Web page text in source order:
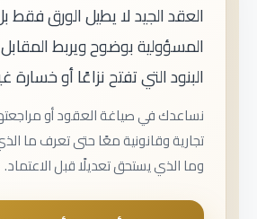
العقد الجيد لا يطيل الورق فقط
المسؤولية بوضوح ويربط المقابل
البنود التي تفتح نزاعًا أو
نساعدك في صياغة العقود أو
تجارية وقانونية معًا حتى تعرف ما
وما الذي يستحق تعديلًا قبل الاعتماد.